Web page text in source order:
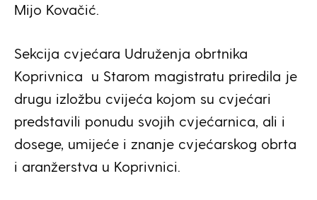
Mijo Kovačić.
Sekcija cvjećara Udruženja obrtnika
Koprivnica u Starom magistratu priredila je
drugu izložbu cvijeća kojom su cvjećari
predstavili ponudu svojih cvjećarnica, ali i
dosege, umijeće i znanje cvjećarskog obrta
i aranžerstva u Koprivnici.